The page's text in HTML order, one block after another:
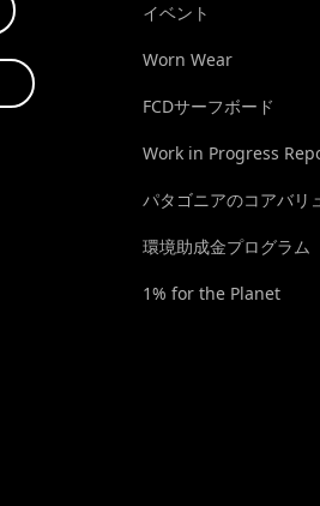
イベント
Worn Wear
FCDサーフボード
Work in Progress
パタゴニアのコアバリ
環境助成金プログラム
1% for the Planet